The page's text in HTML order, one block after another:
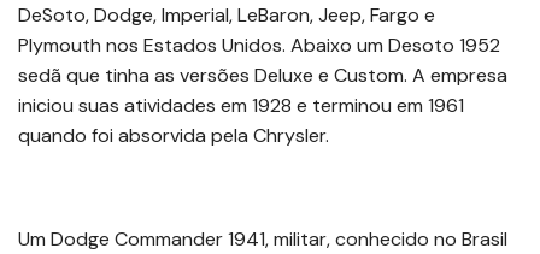
DeSoto, Dodge, Imperial, LeBaron, Jeep, Fargo e
Plymouth nos Estados Unidos. Abaixo um Desoto 1952
sedã que tinha as versões Deluxe e Custom. A empresa
iniciou suas atividades em 1928 e terminou em 1961
quando foi absorvida pela Chrysler.
Um Dodge Commander 1941, militar, conhecido no Brasil